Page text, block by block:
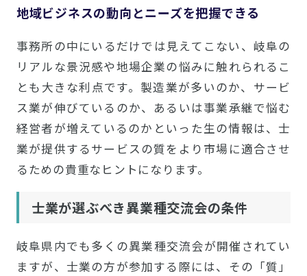
地域ビジネスの動向とニーズを把握できる
事務所の中にいるだけでは見えてこない、岐阜の
リアルな景況感や地場企業の悩みに触れられるこ
とも大きな利点です。製造業が多いのか、サービ
ス業が伸びているのか、あるいは事業承継で悩む
経営者が増えているのかといった生の情報は、士
業が提供するサービスの質をより市場に適合させ
るための貴重なヒントになります。
士業が選ぶべき異業種交流会の条件
岐阜県内でも多くの異業種交流会が開催されてい
ますが、士業の方が参加する際には、その「質」